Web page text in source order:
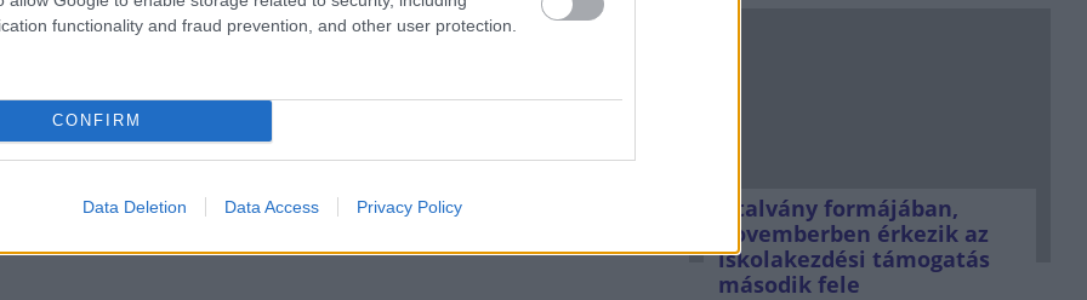
functionality and fraud prevention, and other user protection.
CONFIRM
Data Deletion Data Access Privacy Policy
Utalvány formájában,
novemberben érkezik az
iskolakezdési támogatás
második fele